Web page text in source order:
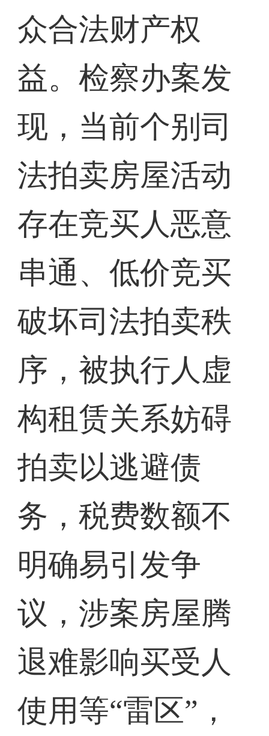
众合法财产权
益。检察办案发
现，当前个别司
法拍卖房屋活动
存在竞买人恶意
串通、低价竞买
破坏司法拍卖秩
序，被执行人虚
构租赁关系妨碍
拍卖以逃避债
务，税费数额不
明确易引发争
议，涉案房屋腾
退难影响买受人
使用等“雷区”，